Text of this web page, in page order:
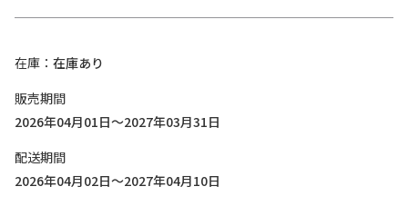
在庫
在庫あり
販売期間
2026年04月01日～2027年03月31日
配送期間
2026年04月02日～2027年04月10日